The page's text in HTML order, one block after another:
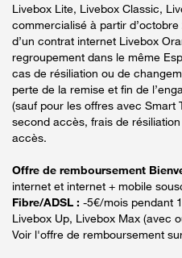
Livebox Lite, Livebox Classic,
commercialisé à partir
d’un contrat internet Livebox
regroupement dans le même
cas de résiliation ou de
perte de la remise et fin de
(sauf pour les offres avec Smart
second accès, frais de
accès.
Offre de remboursement
internet et internet + mobile
Fibre/ADSL : -5€/mois pendant
Livebox Up, Livebox Max (avec
Voir l'offre de remboursement